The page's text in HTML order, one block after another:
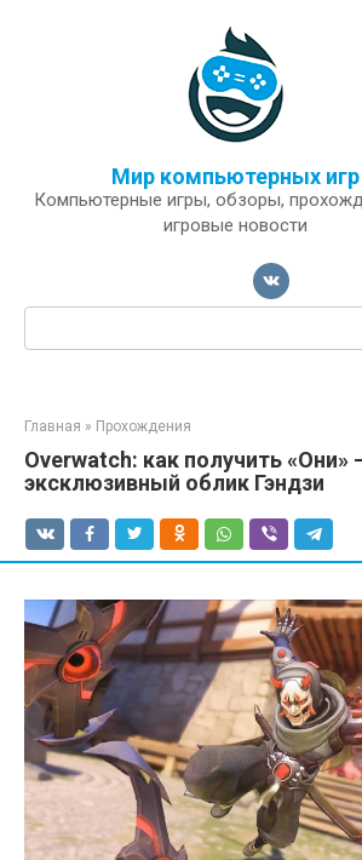
Мир компьютерных игр
Компьютерные игры, обзоры,
игровые новости
Поиск:
Главная » Прохождения
Overwatch: как получить «Они»
эксклюзивный облик Гэндзи